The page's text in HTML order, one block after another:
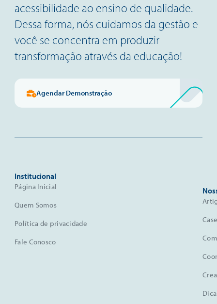
acessibilidade ao ensino de qualidade.
Dessa forma, nós cuidamos da gestão e
você se concentra em produzir
transformação através da educação!
Agendar Demonstração
Institucional
Página Inicial
Quem Somos
Política de privacidade
Fale Conosco